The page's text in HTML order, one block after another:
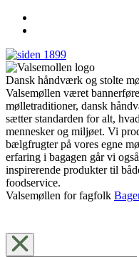
Dansk håndværk og stolte
Valsemøllen været
mølletraditioner, dansk
sætter standarden for alt,
mennesker og miljøet. Vi
bælgfrugter på vores egne
erfaring i bagagen går vi
inspirerende produkter til
foodservice.
Valsemøllen for fagfolk